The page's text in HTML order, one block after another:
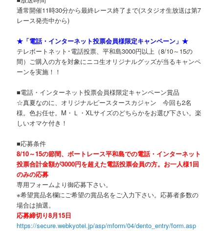
通常開催11時30分から最終レース終了まで(スタジオ生放送は第7
レース発売中から)
★「電話・インターネット投票会員様限定キャンペーン」★
テレボートネット･電話投票、平和島3000円以上（8/10～15の
間）ご購入の方を対象にニコ生オリジナルグッズが当るキャンペ
ーンを実施！！
■電話・インターネット投票会員様限定キャンペーン賞品
☆真夏なのに、オリジナルピースタースカジャン 今回も2名
様。色お任せ。M・Ｌ・XLサイズのどちらかをお選び下さい。楽
しいオマケ付き！
■応募条件
8/10～15の節間、ボートレース平和島での電話・インターネット
投票合計金額が3000円を超えた電話投票会員の方。お一人様1回
のみの応募
専用フォームより御応募下さい。
※希望賞品名欄にご希望の賞品名をご入力下さい。応募者多数の
場合は抽選。
応募締切り8月15日
https://secure.webkyotei.jp/asp/mform/04/dento_entry/form.asp